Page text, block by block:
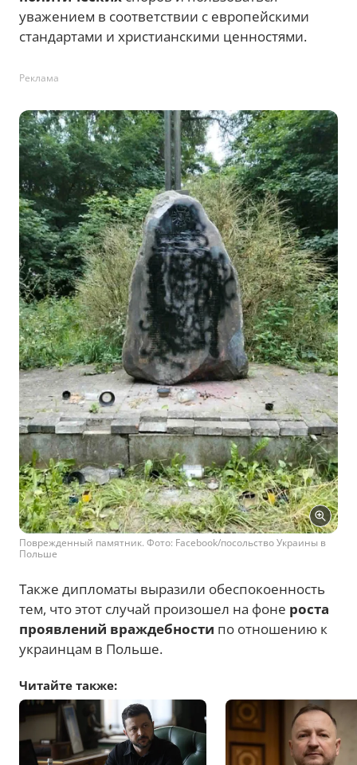
уважением в соответствии с европейскими
стандартами и христианскими ценностями.
Реклама
Поврежденный памятник. Фото: Facebook/посольство Украины в
Польше
Также дипломаты выразили обеспокоенность
тем, что этот случай произошел на фоне роста
проявлений враждебности по отношению к
украинцам в Польше.
Читайте также: